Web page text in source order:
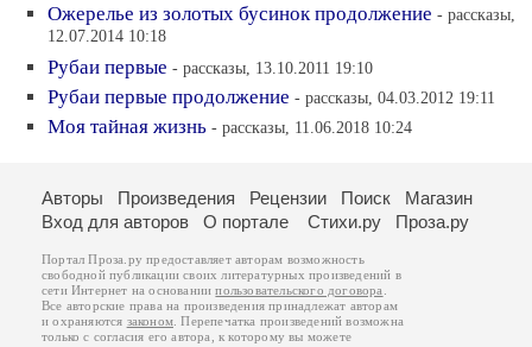
Ожерелье из золотых бусинок продолжение - рассказы,
12.07.2014 10:18
Рубаи первые - рассказы, 13.10.2011 19:10
Рубаи первые продолжение - рассказы, 04.03.2012 19:11
Моя тайная жизнь - рассказы, 11.06.2018 10:24
Авторы Произведения Рецензии Поиск
Магазин
Вход для авторов
О портале Стихи.ру Проза.ру
Портал Проза.ру предоставляет авторам возможность
свободной публикации своих литературных произведений в
сети Интернет на основаниипользовательского договора
Все авторские права на произведения принадлежат авторам
и охраняются законом . Перепечатка произведений возможна
только с согласия его автора, к которому вы можете